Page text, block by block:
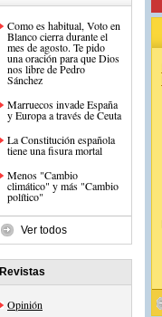
Como es habitual, Voto en
Blanco cierra durante el
mes de agosto. Te pido
una oración para que Dios
nos libre de Pedro
Sánchez
Marruecos invade España
y Europa a través de Ceuta
La Constitución española
tiene una fisura mortal
Menos "Cambio
climático" y más "Cambio
político"
Ver todos
Revistas
Opinión